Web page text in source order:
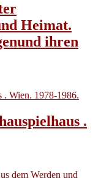
Heimat.
ihren
.